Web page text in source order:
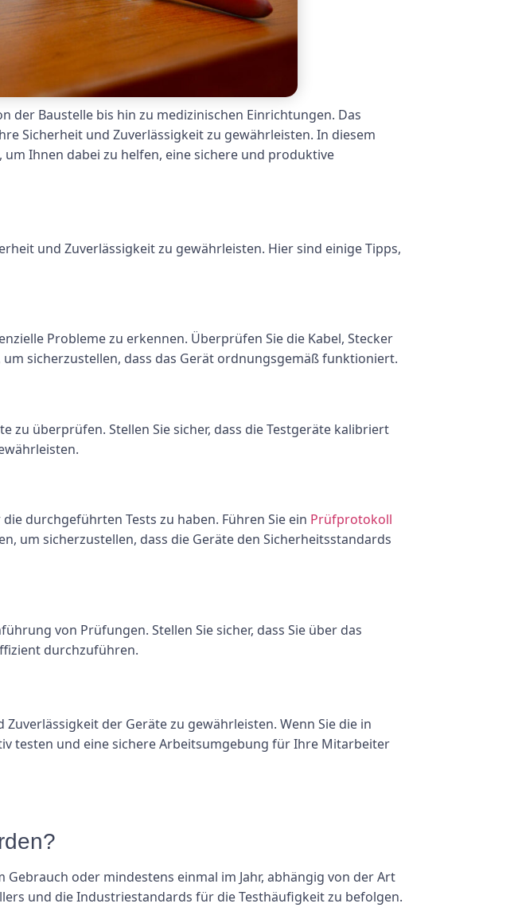
der Baustelle bis hin zu medizinischen Einrichtungen. Das
Sicherheit und Zuverlässigkeit zu gewährleisten. In diesem
Ihnen dabei zu helfen, eine sichere und produktive
und Zuverlässigkeit zu gewährleisten. Hier sind einige Tipps,
Probleme zu erkennen. Überprüfen Sie die Kabel, Stecker
sicherzustellen, dass das Gerät ordnungsgemäß funktioniert.
zu überprüfen. Stellen Sie sicher, dass die Testgeräte kalibriert
durchgeführten Tests zu haben. Führen Sie ein Prüfprotokoll
um sicherzustellen, dass die Geräte den Sicherheitsstandards
von Prüfungen. Stellen Sie sicher, dass Sie über das
durchzuführen.
der Geräte zu gewährleisten. Wenn Sie die in
testen und eine sichere Arbeitsumgebung für Ihre Mitarbeiter
oder mindestens einmal im Jahr, abhängig von der Art
und die Industriestandards für die Testhäufigkeit zu befolgen.